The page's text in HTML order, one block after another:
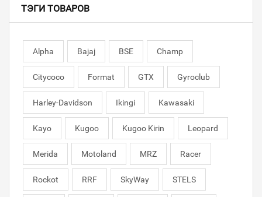
ТЭГИ ТОВАРОВ
Alpha Bajaj BSE Champ
Citycoco Format GTX Gyroclub
Harley-Davidson Ikingi Kawasaki
Kayo Kugoo Kugoo Kirin Leopard
Merida Motoland MRZ Racer
Rockot RRF SkyWay STELS